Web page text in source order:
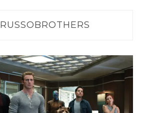
RUSSOBROTHERS